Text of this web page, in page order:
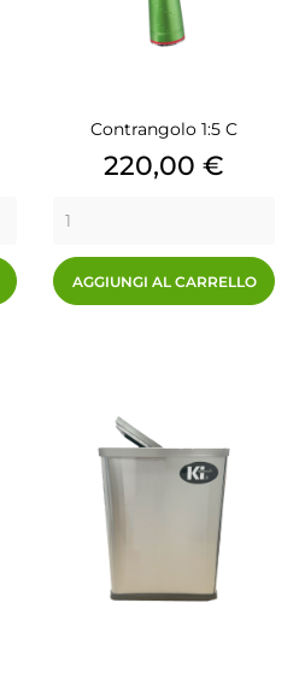
Contrangolo 1:5 C
Prezzo
220,00 €
AGGIUNGI AL CARRELLO